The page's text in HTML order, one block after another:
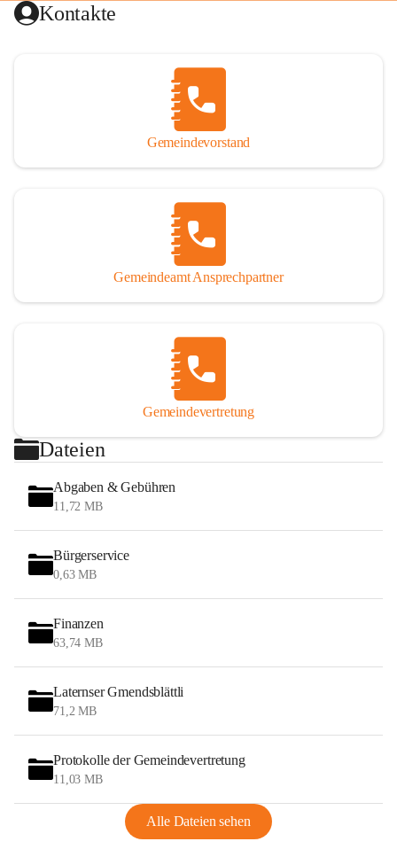
Kontakte
Gemeindevorstand
Gemeindeamt Ansprechpartner
Gemeindevertretung
Dateien
Abgaben & Gebühren
11,72 MB
Bürgerservice
0,63 MB
Finanzen
63,74 MB
Laternser Gmendsblättli
71,2 MB
Protokolle der Gemeindevertretung
11,03 MB
Alle Dateien sehen